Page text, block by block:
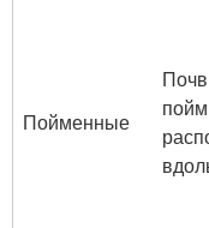
Пойменные